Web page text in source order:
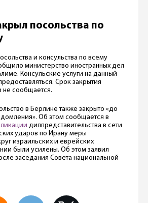
посольства по
и консульства по всему
министерство иностранных дел
Консульские услуги на данный
Срок закрытия
не сообщается.
в Берлине также закрыто «до
Об этом сообщается в
диппредставительства в сети
ударов по Ирану меры
израильских и еврейских
были усилены. Об этом заявил
заседания Совета национальной